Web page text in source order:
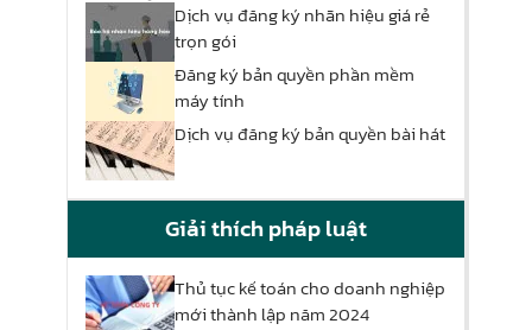
Dịch vụ đăng ký nhãn hiệu giá rẻ
trọn gói
Đăng ký bản quyền phần mềm
máy tính
Dịch vụ đăng ký bản quyền bài hát
Giải thích pháp luật
Thủ tục kế toán cho doanh nghiệp
mới thành lập năm 2024